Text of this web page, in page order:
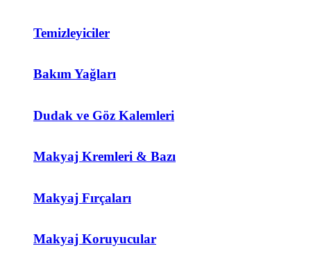
Temizleyiciler
Bakım Yağları
Dudak ve Göz Kalemleri
Makyaj Kremleri & Bazı
Makyaj Fırçaları
Makyaj Koruyucular